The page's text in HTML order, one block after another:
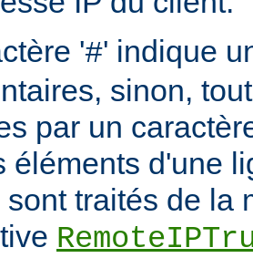
'#' indique
sinon,
par un
éléments d'une
traités de la